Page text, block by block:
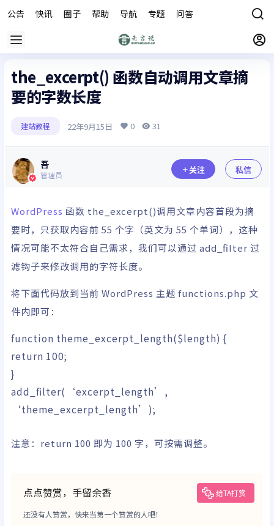
公告 快讯 圈子 帮助 导航 专题 问答
the_excerpt() 函数自动调用文章摘
要的字数长度
建站教程 22年9月15日 0 31
吾
管理员 关注 私信
WordPress 函数 the_excerpt()调用文章内容首段为摘
要时，只获取内容前 55 个字（英文为 55 个单词），这种
情况可能不太符合自己需求，我们可以通过 add_filter 过
滤钩子来修改调用的字符长度。
将下面代码放到当前 WordPress 主题 functions.php 文
件内即可：
function theme_excerpt_length($length) {
return 100;
}
add_filter( ‘excerpt_length’ ,
‘theme_excerpt_length’ );
注意：return 100 即为 100 字，可按需调整。
点点赞赏，手留余香 给TA打赏
还没有人赞赏，快来当第一个赞赏的人吧！